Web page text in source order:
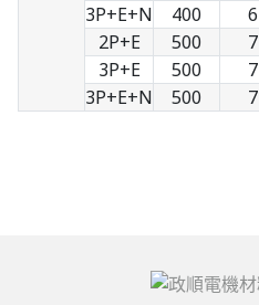
3P+E+N
400 6
2P+E
500 7
3P+E
500 7
3P+E+N
500 7